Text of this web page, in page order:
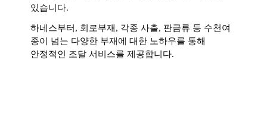
있습니다.
하네스부터, 회로부재, 각종 사출, 판금류 등 수천여
종이 넘는 다양한 부재에 대한 노하우를 통해
안정적인 조달 서비스를 제공합니다.